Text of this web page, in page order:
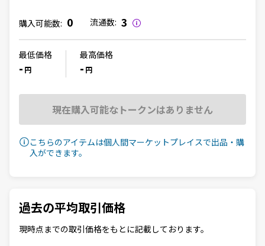
購入可能数: 0 流通数: 3
最低価格
- 円
最高価格
- 円
現在購入可能なトークンはありません
こちらのアイテムは個人間マーケットプレイスで出品・購
入ができます。
過去の平均取引価格
現時点までの取引価格をもとに記載しております。